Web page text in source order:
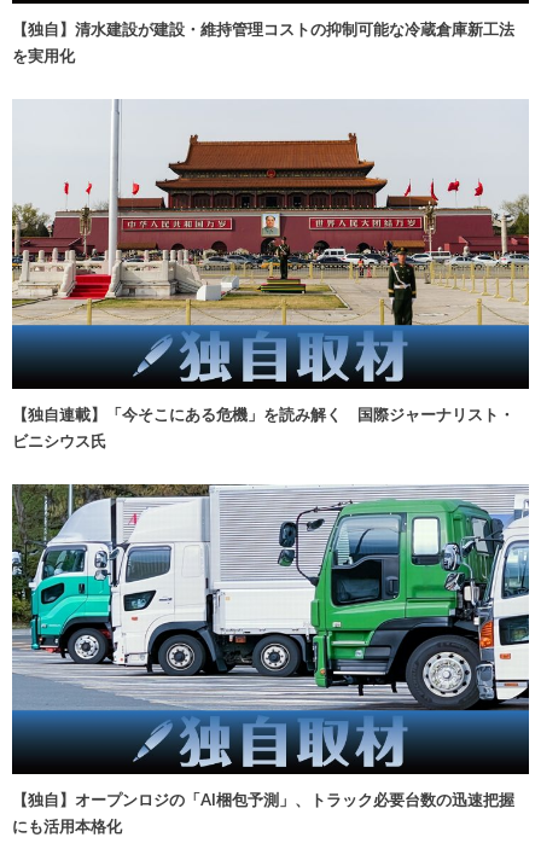
【独自】清水建設が建設・維持管理コストの抑制可能な冷蔵倉庫新工法
を実用化
【独自連載】「今そこにある危機」を読み解く 国際ジャーナリスト・
ビニシウス氏
【独自】オープンロジの「AI梱包予測」、トラック必要台数の迅速把握
にも活用本格化